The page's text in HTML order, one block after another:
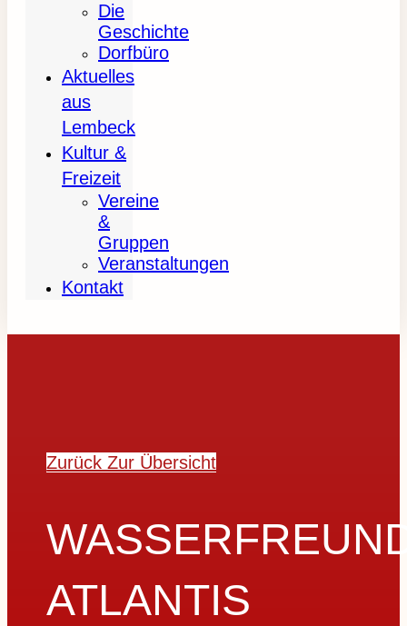
Die
Geschichte
Dorfbüro
Aktuelles
aus
Lembeck
Kultur &
Freizeit
Vereine
&
Gruppen
Veranstaltungen
Kontakt
Zurück Zur Übersicht
ATLANTIS